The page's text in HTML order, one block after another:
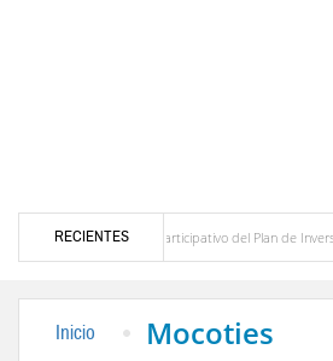
RECIENTES
participativo del Plan de Inversión 2027
Inicio Mocoties